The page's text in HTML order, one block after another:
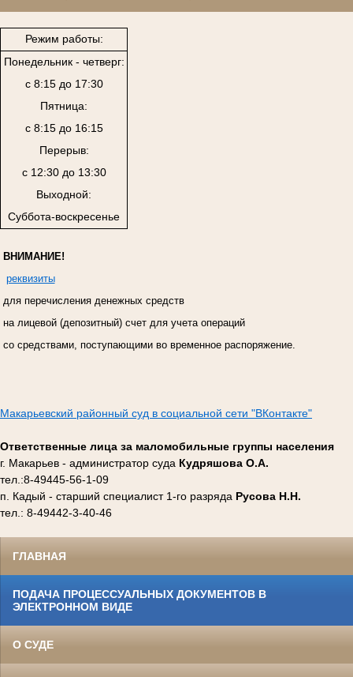
Режим работы:
Понедельник - четверг:
с 8:15 до 17:30
Пятница:
с 8:15 до 16:15
Перерыв:
с 12:30 до 13:30
Выходной:
Суббота-воскресенье
ВНИМАНИЕ!
реквизиты
для перечисления денежных средств
на лицевой (депозитный) счет для учета операций
со средствами, поступающими во временное распоряжение.
Макарьевский районный суд в социальной сети "ВКонтакте"
Ответственные лица за маломобильные группы населения
г. Макарьев - администратор суда Кудряшова О.А.
тел.:8-49445-56-1-09
п. Кадый - старший специалист 1-го разряда Русова Н.Н.
тел.: 8-49442-3-40-46
ГЛАВНАЯ
ПОДАЧА ПРОЦЕССУАЛЬНЫХ ДОКУМЕНТОВ В
ЭЛЕКТРОННОМ ВИДЕ
О СУДЕ